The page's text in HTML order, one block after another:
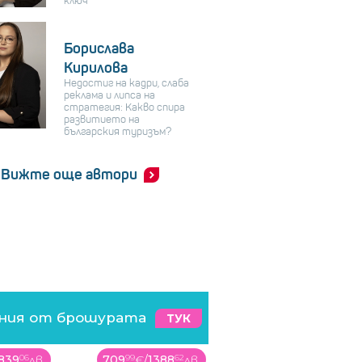
Борислава
Кирилова
Недостиг на кадри, слаба
реклама и липса на
стратегия: Какво спира
развитието на
българския туризъм?
Вижте още автори
от брошурата ТУК
62 99 53